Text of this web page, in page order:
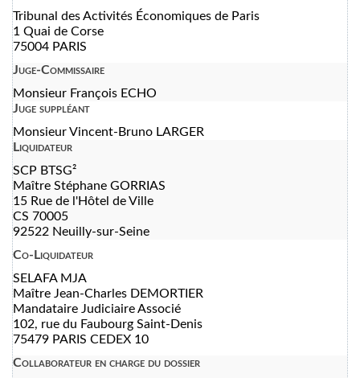
Tribunal des Activités Économiques de Paris
1 Quai de Corse
75004 PARIS
Juge-Commissaire
Monsieur François ECHO
Juge suppléant
Monsieur Vincent-Bruno LARGER
Liquidateur
SCP BTSG²
Maître Stéphane GORRIAS
15 Rue de l'Hôtel de Ville
CS 70005
92522 Neuilly-sur-Seine
Co-Liquidateur
SELAFA MJA
Maître Jean-Charles DEMORTIER
Mandataire Judiciaire Associé
102, rue du Faubourg Saint-Denis
75479 PARIS CEDEX 10
Collaborateur en charge du dossier